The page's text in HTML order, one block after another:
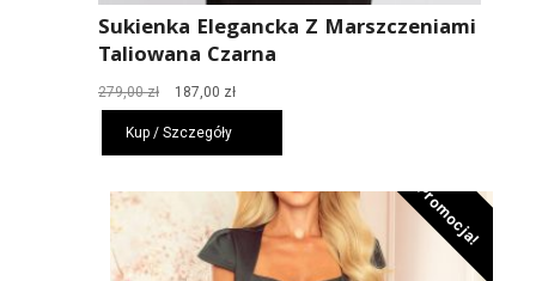
Sukienka Elegancka Z Marszczeniami
Taliowana Czarna
279,00zł
Pierwotna
cena
wynosiła:
279,00 zł.
187,00 złAktualna
cena
187,00 zł.
Kup / Szczegóły
Promocja!